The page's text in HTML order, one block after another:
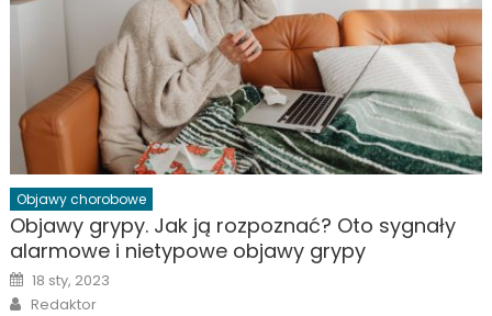
Objawy chorobowe
Objawy grypy. Jak ją rozpoznać? Oto sygnały
alarmowe i nietypowe objawy grypy
Posted
on
18 sty, 2023
Author
Redaktor